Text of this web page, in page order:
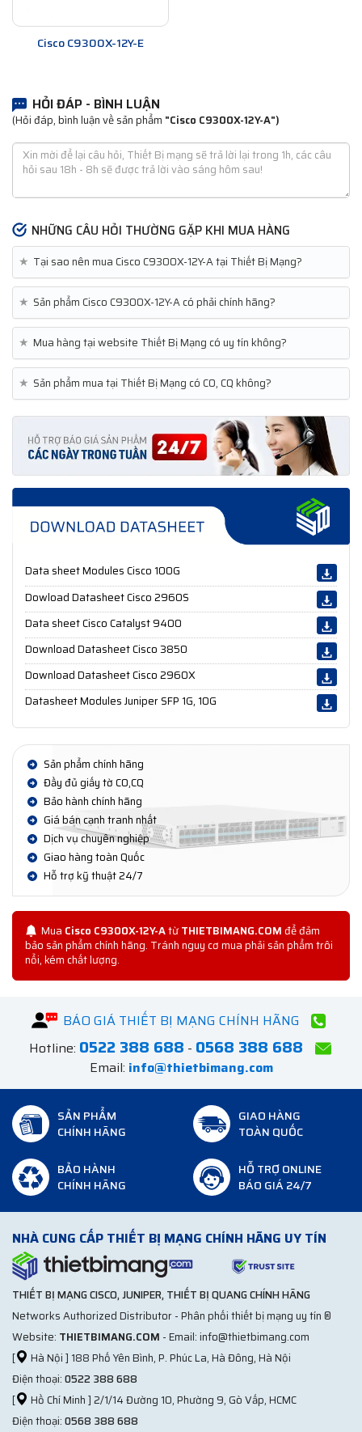
Cisco C9300X-12Y-E
HỎI ĐÁP - BÌNH LUẬN
(Hỏi đáp, bình luận về sản phẩm "Cisco C9300X-12Y-A")
NHỮNG CÂU HỎI THƯỜNG GẶP KHI MUA HÀNG
★ Tại sao nên mua Cisco C9300X-12Y-A tại Thiết Bị Mạng?
★ Sản phẩm Cisco C9300X-12Y-A có phải chính hãng?
★ Mua hàng tại website Thiết Bị Mạng có uy tín không?
★ Sản phẩm mua tại Thiết Bị Mạng có CO, CQ không?
Data sheet Modules Cisco 100G
Dowload Datasheet Cisco 2960S
Data sheet Cisco Catalyst 9400
Download Datasheet Cisco 3850
Download Datasheet Cisco 2960X
Datasheet Modules Juniper SFP 1G, 10G
Sản phẩm chính hãng
Đầy đủ giấy tờ CO,CQ
Bảo hành chính hãng
Giá bán cạnh tranh nhất
Dịch vụ chuyên nghiệp
Giao hàng toàn Quốc
Hỗ trợ kỹ thuật 24/7
Mua Cisco C9300X-12Y-AtừTHIETBIMANG.COMđể đảm
bảo sản phẩm chính hãng. Tránh nguy cơ mua phải sản phẩm trôi
nổi, kém chất lượng.
BÁO GIÁ THIẾT BỊ MẠNG CHÍNH HÃNG
Hotline: 0522 388 688 - 0568 388 688
Email: info@thietbimang.com
SẢN PHẨM
CHÍNH HÃNG
GIAO HÀNG
TOÀN QUỐC
BẢO HÀNH
CHÍNH HÃNG
HỖ TRỢ ONLINE
BÁO GIÁ 24/7
NHÀ CUNG CẤP THIẾT BỊ MẠNG CHÍNH HÃNG UY TÍN
THIẾT BỊ MẠNG CISCO, JUNIPER, THIẾT BỊ QUANG CHÍNH HÃNG
Networks Authorized Distributor - Phân phối thiết bị mạng uy tín ®
Website: THIETBIMANG.COM - Email: info@thietbimang.com
[
Hà Nội ] 188 Phố Yên Bình, P. Phúc La, Hà Đông, Hà Nội
Điện thoại:0522 388 688
[
Hồ Chí Minh ] 2/1/14 Đường 10, Phường 9, Gò Vấp, HCMC
Điện thoại:0568 388 688